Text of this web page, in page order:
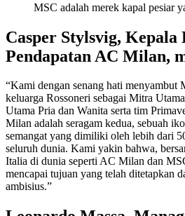
MSC adalah merek kapal pesiar
Casper Stylsvig,
Pendapatan AC Milan,
“Kami dengan senang hati menyambut
keluarga Rossoneri sebagai Mitra
Utama Pria dan Wanita serta tim
Milan adalah seragam kedua, sebuah
semangat yang dimiliki oleh lebih dari
seluruh dunia. Kami yakin bahwa,
Italia di dunia seperti AC Milan dan
mencapai tujuan yang telah ditetapkan
ambisius.”